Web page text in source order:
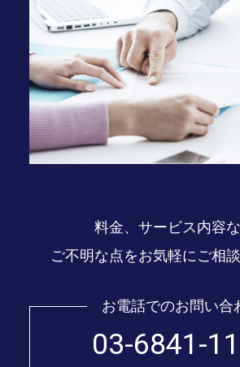
料金、サービス内容な
ご不明な点をお気軽にご相
お電話でのお問い合
03-6841-